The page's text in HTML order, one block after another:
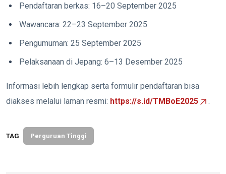
Pendaftaran berkas: 16–20 September 2025
Wawancara: 22–23 September 2025
Pengumuman: 25 September 2025
Pelaksanaan di Jepang: 6–13 Desember 2025
Informasi lebih lengkap serta formulir pendaftaran bisa
diakses melalui laman resmi: https://s.id/TMBoE2025 .
TAG Perguruan Tinggi